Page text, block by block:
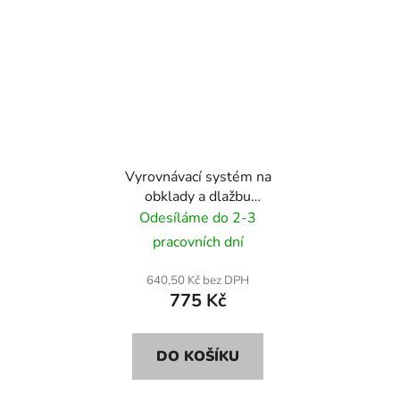
Vyrovnávací systém na
obklady a dlažbu
SIMPLEFIX 100 klíny +
500 spony3,0 mm
Odesíláme do 2-3
pracovních dní
640,50 Kč bez DPH
775 Kč
DO KOŠÍKU